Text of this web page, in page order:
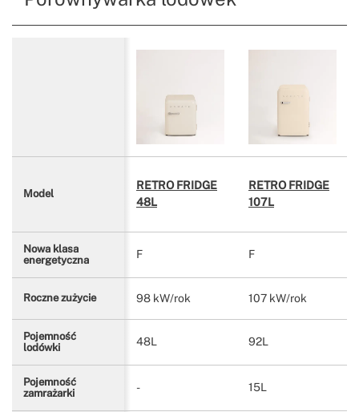
Model
RETRO FRIDGE
48L
RETRO FRIDGE
107L
Nowa klasa
energetyczna
F F
Roczne zużycie 98 kW/rok 107 kW/rok
Pojemność
lodówki
48L 92L
Pojemność
zamrażarki
- 15L